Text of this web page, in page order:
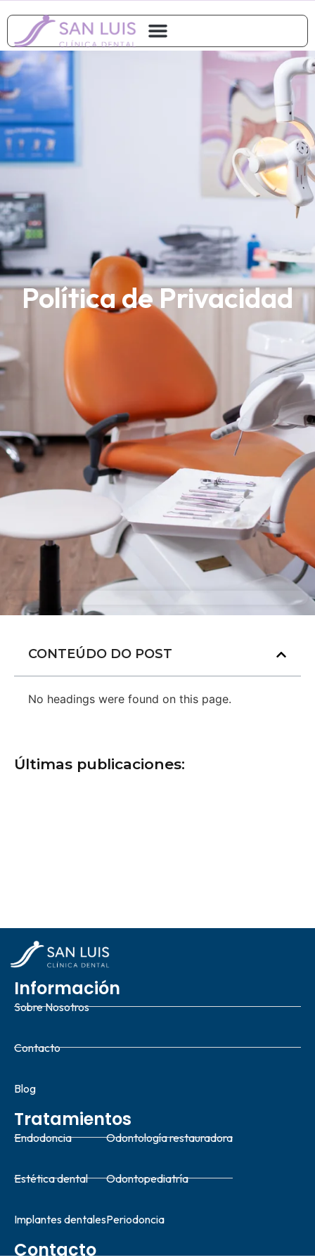
Política de Privacidad
CONTEÚDO DO POST
No headings were found on this page.
Últimas publicaciones:
Información
Sobre Nosotros
Contacto
Blog
Tratamientos
Endodoncia
Estética dental
Implantes dentales
Odontología restauradora
Odontopediatría
Periodoncia
Contacto